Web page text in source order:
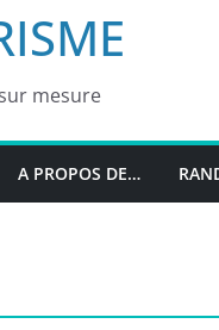
mesure
A PROPOS DE…